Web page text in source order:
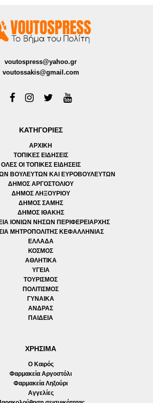
voutospress@yahoo.gr
voutossakis@gmail.com
ΚΑΤΗΓΟΡΙΕΣ
ΑΡΧΙΚΗ
ΤΟΠΙΚΕΣ ΕΙΔΗΣΕΙΣ
ΟΛΕΣ ΟΙ ΤΟΠΙΚΕΣ ΕΙΔΗΣΕΙΣ
ΒΟΥΛΕΥΤΩΝ ΚΑΙ ΕΥΡΟΒΟΥΛΕΥΤΩΝ
ΔΗΜΟΣ ΑΡΓΟΣΤΟΛΙΟΥ
ΔΗΜΟΣ ΛΗΞΟΥΡΙΟΥ
ΔΗΜΟΣ ΣΑΜΗΣ
ΔΗΜΟΣ ΙΘΑΚΗΣ
ΙΟΝΙΩΝ ΝΗΣΩΝ ΠΕΡΙΦΕΡΕΙΑΡΧΗΣ
ΜΗΤΡΟΠΟΛΙΤΗΣ ΚΕΦΑΛΛΗΝΙΑΣ
ΕΛΛΑΔΑ
ΚΟΣΜΟΣ
ΑΘΛΗΤΙΚΑ
ΥΓΕΙΑ
ΤΟΥΡΙΣΜΟΣ
ΠΟΛΙΤΙΣΜΟΣ
ΓΥΝΑΙΚΑ
ΑΝΔΡΑΣ
ΠΑΙΔΕΙΑ
ΧΡΗΣΙΜΑ
Ο Καιρός
Φαρμακεία Αργοστόλι
Φαρμακεία Ληξούρι
Αγγελίες